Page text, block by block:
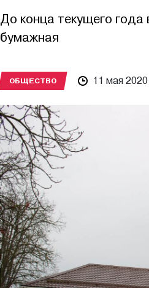
До конца текущего года
бумажная
ОБЩЕСТВО 11 мая 2020